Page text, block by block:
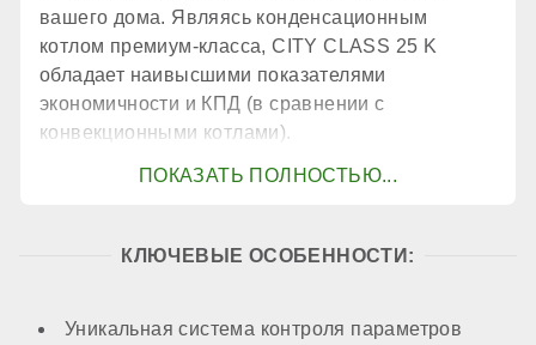
КПД
106,4 %
вашего дома. Являясь конденсационным
котлом премиум-класса, CITY CLASS 25 K
обладает наивысшими показателями
экономичности и КПД (в сравнении с
конвекционными котлами).
КЛЮЧЕВЫЕ ОСОБЕННОСТИ:
Уникальная система контроля параметров